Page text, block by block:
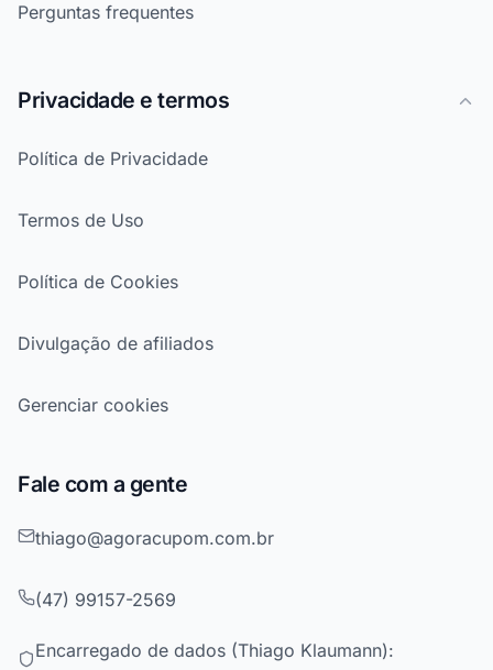
Perguntas frequentes
Privacidade e termos
Política de Privacidade
Termos de Uso
Política de Cookies
Divulgação de afiliados
Gerenciar cookies
Fale com a gente
thiago@agoracupom.com.br
(47) 99157-2569
Encarregado de dados (Thiago Klaumann):